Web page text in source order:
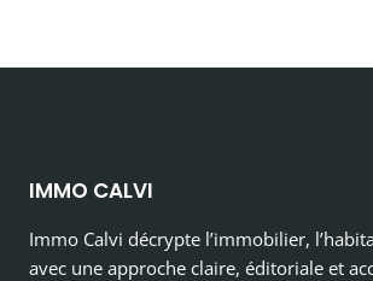
IMMO CALVI
Immo Calvi décrypte l’immobilier,
avec une approche claire, éditoriale et